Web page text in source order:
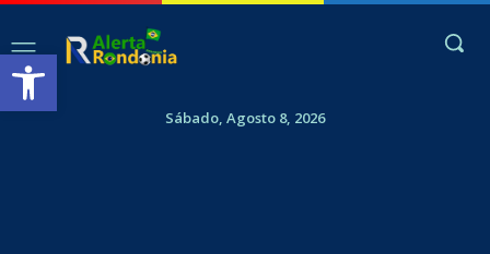
Abrir a barra de ferramentas
Sábado, Agosto 8, 2026